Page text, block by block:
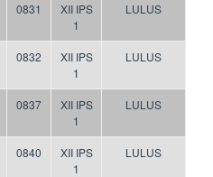
0831
XII IPS
1
LULUS
0832
XII IPS
1
LULUS
0837
XII IPS
1
LULUS
0840
XII IPS
1
LULUS